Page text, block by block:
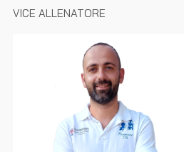
VICE ALLENATORE